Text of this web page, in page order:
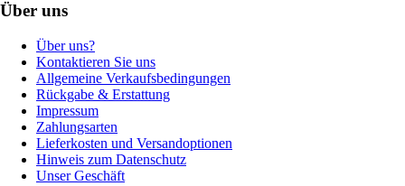
Über uns
Über uns?
Kontaktieren Sie uns
Allgemeine Verkaufsbedingungen
Rückgabe & Erstattung
Impressum
Zahlungsarten
Lieferkosten und Versandoptionen
Hinweis zum Datenschutz
Unser Geschäft